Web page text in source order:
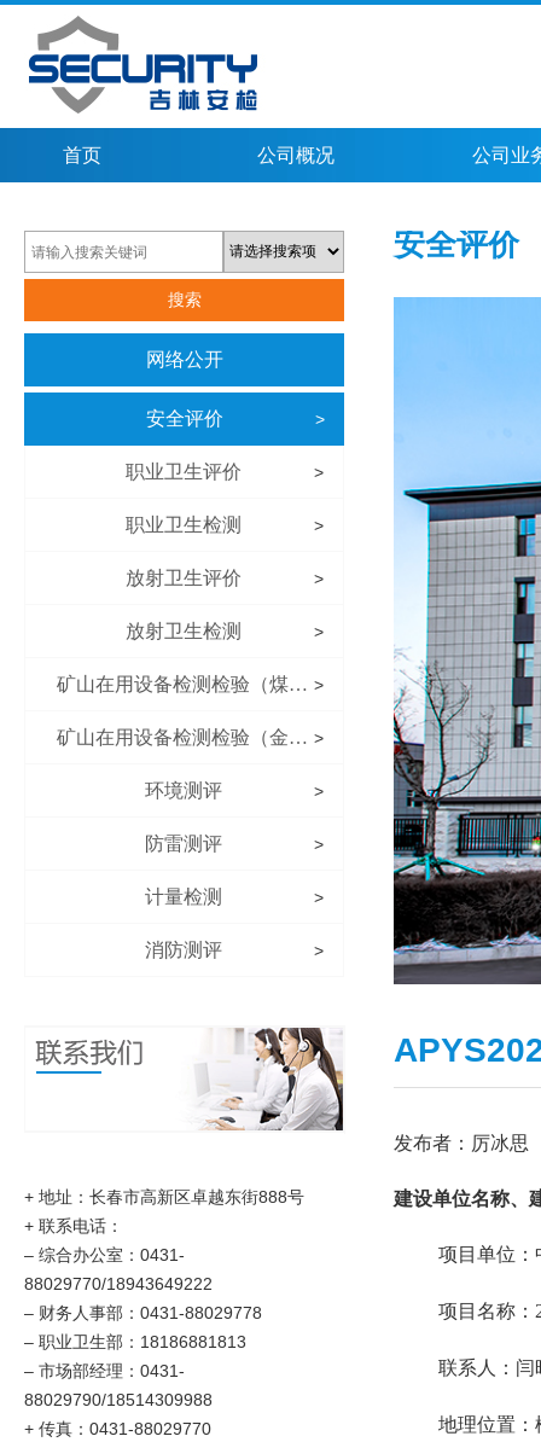
首页 公司概况 公司业
网络公开
安全评价 >
职业卫生评价 >
职业卫生检测 >
放射卫生评价 >
放射卫生检测 >
矿山在用设备检测检验（煤矿） >
矿山在用设备检测检验（金属非金属矿山） >
环境测评 >
防雷测评 >
计量检测 >
消防测评 >
+ 地址：长春市高新区卓越东街888号
+ 联系电话：
– 综合办公室：0431-
88029770/18943649222
– 财务人事部：0431-88029778
– 职业卫生部：18186881813
– 市场部经理：0431-
88029790/18514309988
+ 传真：0431-88029770
安全评价
发布者：厉冰思
建设单位名称、
项目单位：
项目名称：
联系人： 闫
地理位置：